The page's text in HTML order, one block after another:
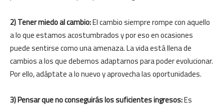
2) Tener miedo al cambio:El cambio siempre rompe con aquello
a lo que estamos acostumbrados y por eso en ocasiones
puede sentirse como una amenaza. La vida está llena de
cambios a los que debemos adaptarnos para poder evolucionar.
Por ello, adáptate a lo nuevo y aprovecha las oportunidades.
3) Pensar que no conseguirás los suficientes ingresos:Es